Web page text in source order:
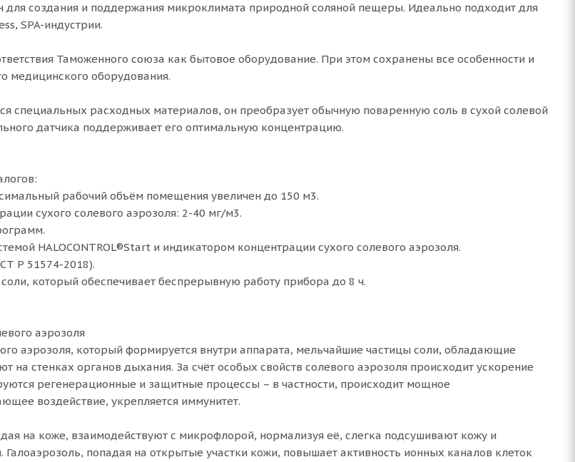
для создания и поддержания микроклимата природной соляной пещеры. Идеально подходит для
SPA-индустрии.
Таможенного союза как бытовое оборудование. При этом сохранены все особенности и
медицинского оборудования.
специальных расходных материалов, он преобразует обычную поваренную соль в сухой солевой
датчика поддерживает его оптимальную концентрацию.
рабочий объём помещения увеличен до 150 м3.
сухого солевого аэрозоля: 2-40 мг/м3.
HALOCONTROL®Start и индикатором концентрации сухого солевого аэрозоля.
Р 51574-2018).
который обеспечивает беспрерывную работу прибора до 8 ч.
аэрозоля
аэрозоля, который формируется внутри аппарата, мельчайшие частицы соли, обладающие
на стенках органов дыхания. За счёт особых свойств солевого аэрозоля происходит ускорение
регенерационные и защитные процессы – в частности, происходит мощное
воздействие, укрепляется иммунитет.
на коже, взаимодействуют с микрофлорой, нормализуя её, слегка подсушивают кожу и
попадая на открытые участки кожи, повышает активность ионных каналов клеток